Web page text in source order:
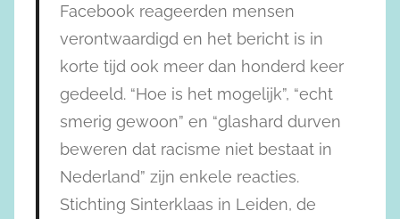
Facebook reageerden mensen
verontwaardigd en het bericht is in
korte tijd ook meer dan honderd keer
gedeeld. “Hoe is het mogelijk”, “echt
smerig gewoon” en “glashard durven
beweren dat racisme niet bestaat in
Nederland” zijn enkele reacties.
Stichting Sinterklaas in Leiden, de